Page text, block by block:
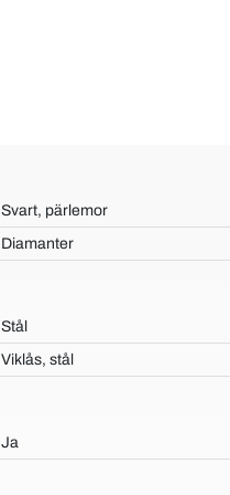
Svart, pärlemor
Diamanter
Stål
Viklås, stål
Ja